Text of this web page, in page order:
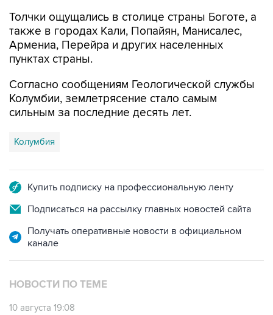
Толчки ощущались в столице страны Боготе, а
также в городах Кали, Попайян, Манисалес,
Армениа, Перейра и других населенных
пунктах страны.
Согласно сообщениям Геологической службы
Колумбии, землетрясение стало самым
сильным за последние десять лет.
Колумбия
Купить подписку на профессиональную ленту
Подписаться на рассылку главных новостей сайта
Получать оперативные новости в официальном
канале
НОВОСТИ ПО ТЕМЕ
10 августа 19:08